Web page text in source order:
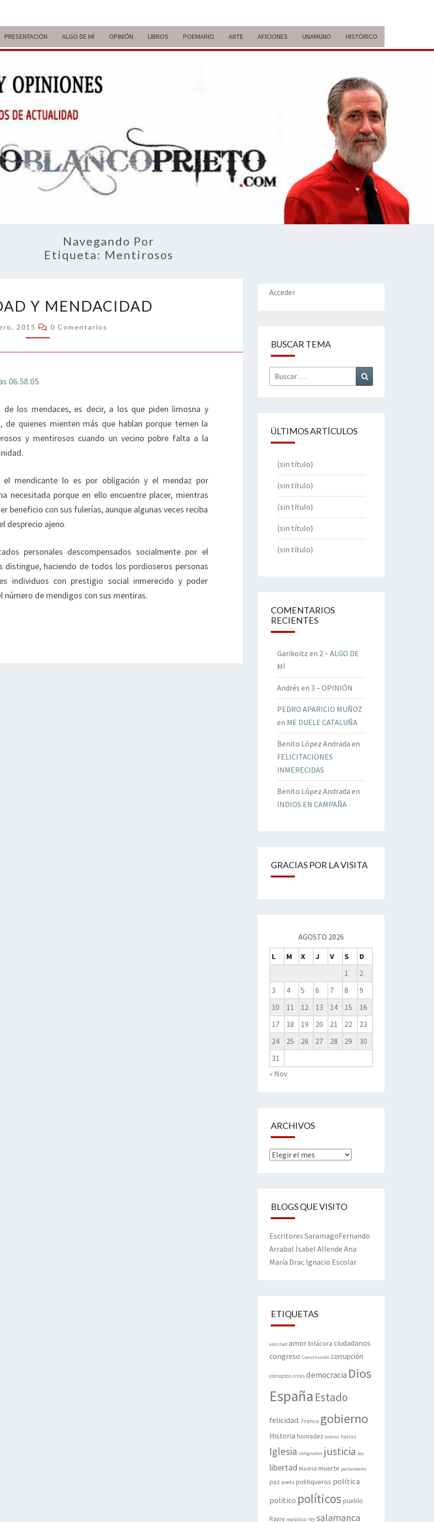
PRESENTACIÓN ALGO DE MÍ OPINIÓN LIBROS POEMARIO ARTE AFICIONES UNAMUNO HISTÓRICO
ITINERARIO
DE VIDA Y
OPINIONES
BREVE
RECORRIDO
VITAL Y
COMENTARIOS
ACTUALIDAD
Navegando Por
Etiqueta: Mentirosos
Y
MENDACIDAD
Y MENDACIDAD
2015 Comentarios
0 Comentarios
los mendaces, es decir, a los que piden limosna y
de quienes mienten más que hablan porque temen la
y mentirosos cuando un vecino pobre falta a la
mendicante lo es por obligación y el mendaz por
necesitada porque en ello encuentre placer, mientras
beneficio con sus fulerías, aunque algunas veces reciba
desprecio ajeno.
personales descompensados socialmente por el
distingue, haciendo de todos los pordioseros personas
individuos con prestigio social inmerecido y poder
de mendigos con sus mentiras.
Acceder
BUSCAR TEMA
Buscar
por:
ÚLTIMOS ARTÍCULOS
(sin título)
(sin título)
(sin título)
(sin título)
(sin título)
COMENTARIOS
RECIENTES
Garikoitz en 2 – ALGO DE
MÍ
Andrés en 3 – OPINIÓN
PEDRO APARICIO MUÑOZ
en ME DUELE CATALUÑA
Benito López Andrada en
FELICITACIONES
INMERECIDAS
Benito López Andrada en
INDIOS EN CAMPAÑA
GRACIAS POR LA VISITA
AGOSTO 2026
L
M X J V S
D
1
2
3
4 5 6 7 8
9
10
11 12 13 14 15
16
17
18 19 20 21 22
23
24
25 26 27 28 29
30
31
« Nov
ARCHIVOS
Archivos
BLOGS QUE VISITO
Escritores SaramagoFernando
Arrabal Isabel Allende Ana
María Drac Ignacio Escolar
ETIQUETAS
amistad amorbitácora ciudadanos
congreso Constitución corrupción
corruptos crisis democracia Dios
España Estado
felicidad. Franco gobierno
Historia honradez hotros hunos
Iglesia indignados justicia ley
libertad Madrid muerte parlamento
paz poeta politiqueros política
político políticos pueblo
Rajoy república rey salamanca